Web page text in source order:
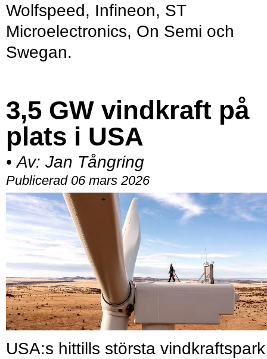
Wolfspeed, Infineon, ST
Microelectronics, On Semi och
Swegan.
3,5 GW vindkraft på
plats i USA
• Av: Jan Tångring
Publicerad 06 mars 2026
USA:s hittills största